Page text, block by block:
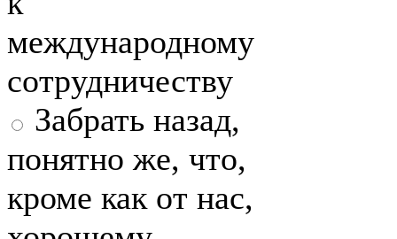
международному
сотрудничеству
Забрать назад,
понятно же, что,
кроме как от нас,